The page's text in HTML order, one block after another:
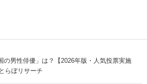
の男性俳優」は？【2026年版・人気投票実施
らぼリサーチ